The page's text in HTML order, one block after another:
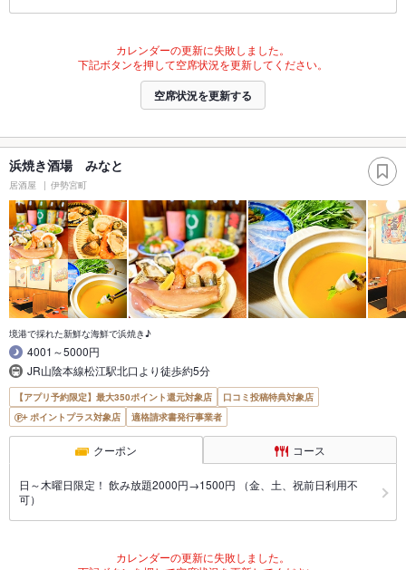
カレンダーの更新に失敗しました。
下記ボタンを押して空席状況を更新してください。
空席状況を更新する
浜焼き酒場 みなと
居酒屋 伊勢宮町
境港で採れた新鮮な海鮮で浜焼き♪
4001～5000円
JR山陰本線松江駅北口より徒歩約5分
【アプリ予約限定】最大350ポイント還元対象店
口コミ投稿特典対象店
ポイントプラス対象店
適格請求書発行事業者
クーポン コース
日～木曜日限定！ 飲み放題2000円→1500円 （金、土、祝前日利用不
可）
カレンダーの更新に失敗しました。